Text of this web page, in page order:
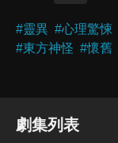
#靈異 #心理驚悚
#東方神怪 #懷舊
劇集列表